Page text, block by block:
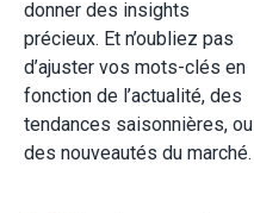
donner des insights
précieux. Et n’oubliez pas
d’ajuster vos mots-clés en
fonction de l’actualité, des
tendances saisonnières, ou
des nouveautés du marché.